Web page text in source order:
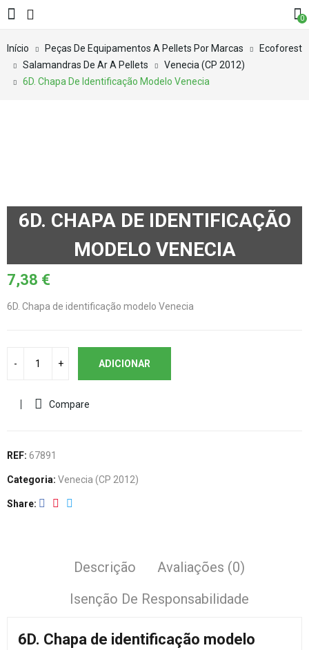
0
Início Peças De Equipamentos A Pellets Por Marcas
Ecoforest
Salamandras De Ar A Pellets
Venecia (CP 2012)
6D. Chapa De Identificação Modelo Venecia
6D. CHAPA DE IDENTIFICAÇÃO
MODELO VENECIA
7,38 €
6D. Chapa de identificação modelo Venecia
ADICIONAR
Compare
REF: 67891
Categoria: Venecia (CP 2012)
Share
Descrição
Avaliações (0)
Isenção De Responsabilidade
6D. Chapa de identificação modelo